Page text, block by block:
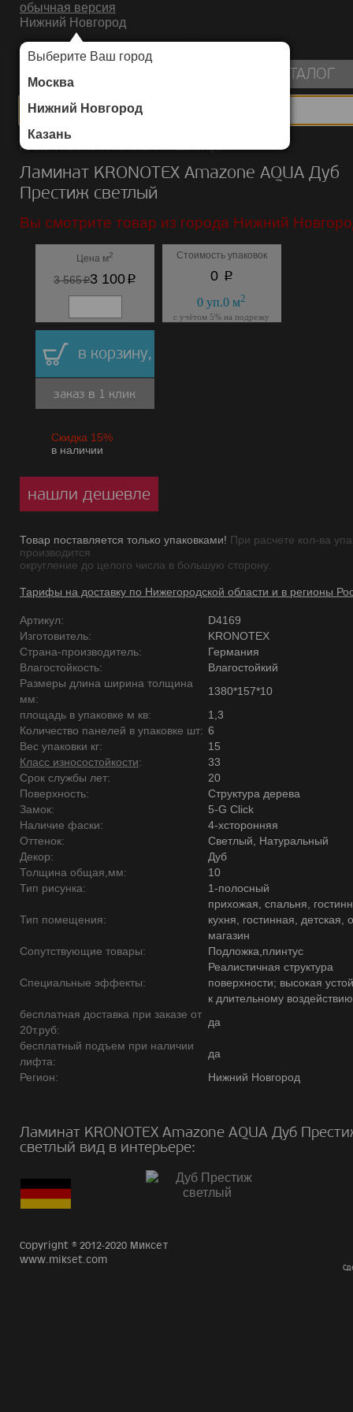
обычная версия
Нижний Новгород
Выберите Ваш город
Москва
Нижний Новгород
Казань
ИНТЕРНЕТ-МАГАЗИН НАПОЛЬНЫХ ПОКРЫТИЙ
КАТАЛОГ
Каталог/Ламинат/KRONOTEX/Amazone AQUA
Ламинат KRONOTEX Amazone AQUA Дуб
Престиж светлый
Вы смотрите товар из города Нижний
Цена м2
3 565p3 100p
Стоимость упаковок
0 p
0 уп.0 м2
с учётом 5% на подрезку
в корзину,
заказ в 1 клик
Скидка 15%
в наличии
нашли дешевле
Товар поставляется только упаковками! При расчете кол-ва
производится
округление до целого числа в большую сторону.
Тарифы на доставку по Нижегородской области и в регионы
Артикул:
D4169
Изготовитель:
KRONOTEX
Страна-производитель:
Германия
Влагостойкость:
Влагостойкий
Размеры длина ширина толщина
мм:
1380*157*10
площадь в упаковке м кв:
1,3
Количество панелей в упаковке шт: 6
Вес упаковки кг:
15
Класс износостойкости:
33
Срок службы лет:
20
Поверхность:
Структура дерева
Замок:
5-G Click
Наличие фаски:
4-хсторонняя
Оттенок:
Светлый, Натуральный
Декор:
Дуб
Толщина общая,мм:
10
Тип рисунка:
1-полосный
Тип помещения:
прихожая, спальня,
кухня, гостинная, детская,
магазин
Сопутствующие товары:
Подложка,плинтус
Специальные эффекты:
Реалистичная структура
поверхности; высокая
к длительному
бесплатная доставка при заказе от
20т.руб:
да
бесплатный подъем при наличии
лифта:
да
Регион:
Нижний Новгород
Ламинат KRONOTEX Amazone AQUA Дуб
светлый вид в интерьере:
Copyright © 2012-2020 Миксет
www.mikset.com